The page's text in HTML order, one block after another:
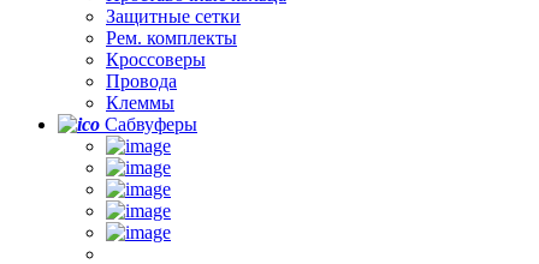
Защитные сетки
Рем. комплекты
Кроссоверы
Провода
Клеммы
Сабвуферы